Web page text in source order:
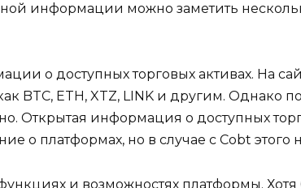
информации можно заметить
о доступных торговых активах. На
BTC, ETH, XTZ, LINK и другим. Однако
Открытая информация о доступных
о платформах, но в случае с Cobt этого
и возможностях платформы.